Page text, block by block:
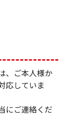
、ご本人様か
応していま
にご連絡くだ